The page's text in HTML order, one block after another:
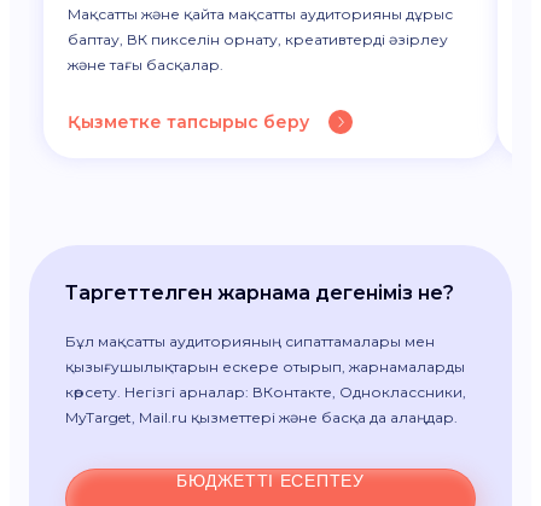
Мақсатты және қайта мақсатты аудиторияны дұрыс
баптау, ВК пикселін орнату, креативтерді әзірлеу
және тағы басқалар.
Қызметке тапсырыс беру
Таргеттелген жарнама дегеніміз не?
Бұл мақсатты аудиторияның сипаттамалары мен
қызығушылықтарын ескере отырып, жарнамаларды
көрсету. Негізгі арналар: ВКонтакте, Одноклассники,
MyTarget, Mail.ru қызметтері және басқа да алаңдар.
БЮДЖЕТТІ ЕСЕПТЕУ